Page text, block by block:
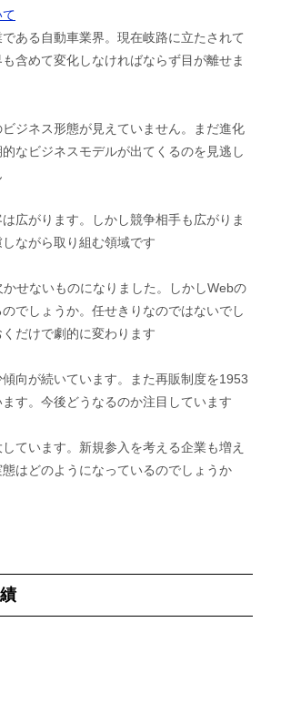
ある自動車業界。現在岐路に立たされて
含めて変化しなければならず目が離せま
ジネス形態が見えていません。まだ進化
なビジネスモデルが出てくるのを見逃し
広がります。しかし競争相手も広がりま
ながら取り組む領域です
せないものになりました。しかしWebの
でしょうか。任せきりなのではないでし
くだけで劇的に変わります
向が続いています。また再販制度を1953
す。今後どうなるのか注目しています
ています。新規参入を考える企業も増え
はどのようになっているのでしょうか